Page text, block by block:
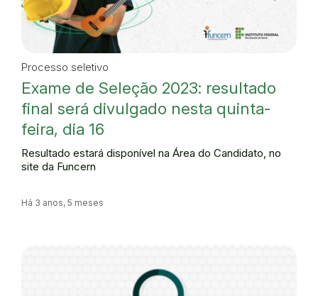
Processo seletivo
Exame de Seleção 2023: resultado
final será divulgado nesta quinta-
feira, dia 16
Resultado estará disponível na Área do Candidato, no
site da Funcern
Há 3 anos, 5 meses